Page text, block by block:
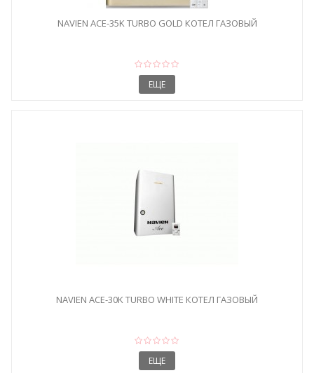
NAVIEN ACE-35K TURBO GOLD КОТЕЛ ГАЗОВЫЙ
ЕЩЕ
NAVIEN ACE-30K TURBO WHITE КОТЕЛ ГАЗОВЫЙ
ЕЩЕ